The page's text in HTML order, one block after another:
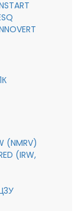
(NMRV)
(IRW,